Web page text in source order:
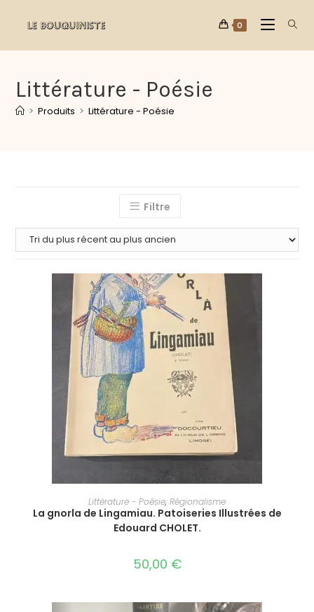
0
Littérature - Poésie
> Produits > Littérature - Poésie
Filtre
AJOUTER AU PANIER
Littérature - Poésie, Régionalisme
La gnorla de Lingamiau. Patoiseries Illustrées de
Edouard CHOLET.
50,00 €